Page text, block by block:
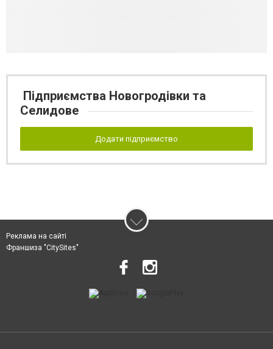
Підприємства Новогродівки та
Селидове
Додати підприємство
Реклама на сайті
Франшиза "CitySites"